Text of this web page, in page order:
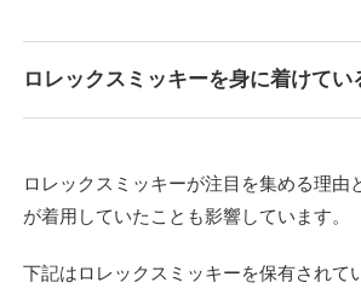
ロレックスミッキーを身に着けてい
ロレックスミッキーが注目を集める理由
が着用していたことも影響しています。
下記はロレックスミッキーを保有されて